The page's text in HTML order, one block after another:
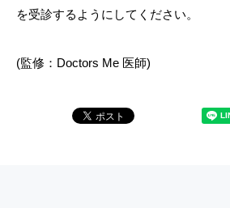
を受診するようにしてください。
(監修：Doctors Me 医師)